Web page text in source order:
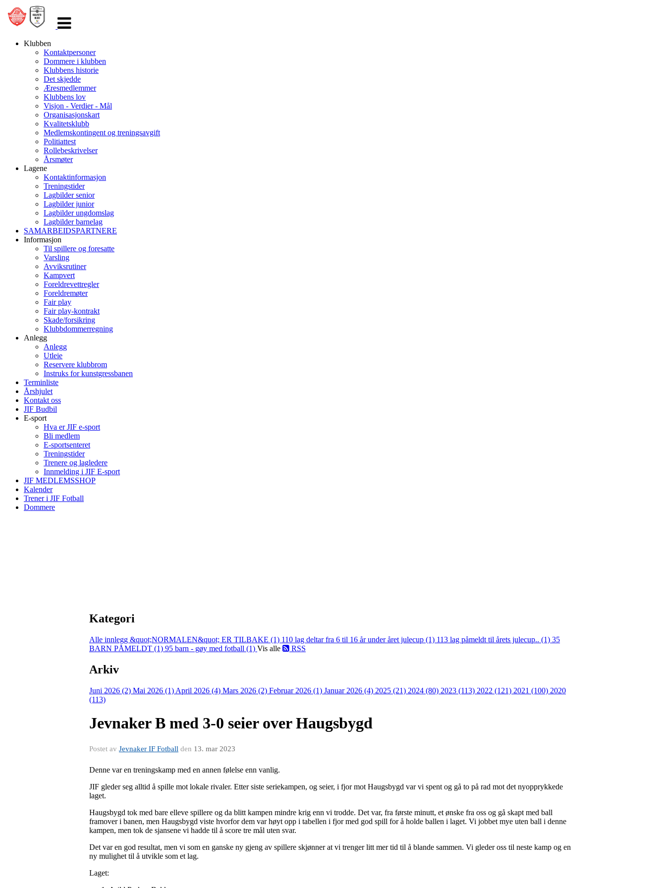
navigasjon
Klubben
Kontaktpersoner
Dommere i klubben
Klubbens historie
Det skjedde
Æresmedlemmer
Klubbens lov
Visjon - Verdier - Mål
Organisasjonskart
Kvalitetsklubb
Medlemskontingent og treningsavgift
Politiattest
Rollebeskrivelser
Årsmøter
Lagene
Kontaktinformasjon
Treningstider
Lagbilder senior
Lagbilder junior
Lagbilder ungdomslag
Lagbilder barnelag
SAMARBEIDSPARTNERE
Informasjon
Til spillere og foresatte
Varsling
Avviksrutiner
Kampvert
Foreldrevettregler
Foreldremøter
Fair play
Fair play-kontrakt
Skade/forsikring
Klubbdommerregning
Anlegg
Anlegg
Utleie
Reservere klubbrom
Instruks for kunstgressbanen
Terminliste
Årshjulet
Kontakt oss
JIF Budbil
E-sport
Hva er JIF e-sport
Bli medlem
E-sportsenteret
Treningstider
Trenere og lagledere
Innmelding i JIF E-sport
JIF MEDLEMSSHOP
Kalender
Trener i JIF Fotball
Dommere
Kategori
Alle innlegg &quot;NORMALEN&quot; ER TILBAKE (1) 110 lag deltar fra 6 til 16 år under året julecup (1) 113 lag påmeldt til årets julecup.. (1) 35
BARN PÅMELDT (1) 95 barn - gøy med fotball (1) Vis alle RSS
Arkiv
Juni 2026 (2) Mai 2026 (1) April 2026 (4) Mars 2026 (2) Februar 2026 (1) Januar 2026 (4) 2025 (21) 2024 (80) 2023 (113) 2022 (121) 2021 (100) 2020
(113)
Jevnaker B med 3-0 seier over Haugsbygd
Postet av Jevnaker IF Fotball den 13. mar 2023
Denne var en treningskamp med en annen følelse enn vanlig.
JIF gleder seg alltid å spille mot lokale rivaler. Etter siste seriekampen, og seier, i fjor mot Haugsbygd var vi spent og gå to på rad mot det nyopprykkede
laget.
Haugsbygd tok med bare elleve spillere og da blitt kampen mindre krig enn vi trodde. Det var, fra første minutt, et ønske fra oss og gå skapt med ball
framover i banen, men Haugsbygd viste hvorfor dem var høyt opp i tabellen i fjor med god spill for å holde ballen i laget. Vi jobbet mye uten ball i denne
kampen, men tok de sjansene vi hadde til å score tre mål uten svar.
Det var en god resultat, men vi som en ganske ny gjeng av spillere skjønner at vi trenger litt mer tid til å blande sammen. Vi gleder oss til neste kamp og en
ny mulighet til å utvikle som et lag.
Laget: